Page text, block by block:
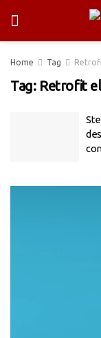
Home Tag
Tag: Retrofit